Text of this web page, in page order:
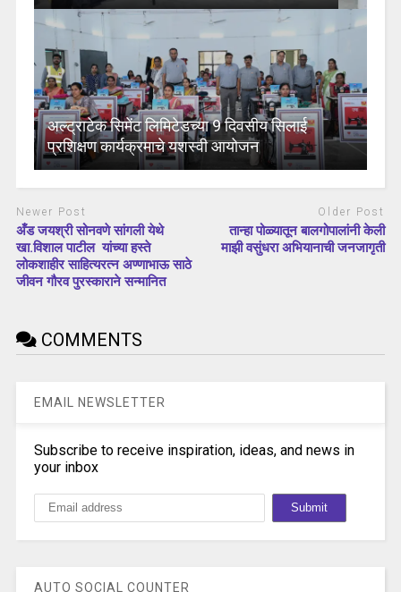
अल्ट्राटेक सिमेंट लिमिटेडच्या 9 दिवसीय सिलाई
प्रशिक्षण कार्यक्रमाचे यशस्वी आयोजन
Newer Post
अँड जयश्री सोनवणे सांगली येथे
खा.विशाल पाटील यांच्या हस्ते
लोकशाहीर साहित्यरत्न अण्णाभाऊ साठे
जीवन गौरव पुरस्काराने सन्मानित
Older Post
तान्हा पोळ्यातून बालगोपालांनी केली
माझी वसुंधरा अभियानाची जनजागृती
COMMENTS
EMAIL NEWSLETTER
Subscribe to receive inspiration, ideas, and news in
your inbox
AUTO SOCIAL COUNTER